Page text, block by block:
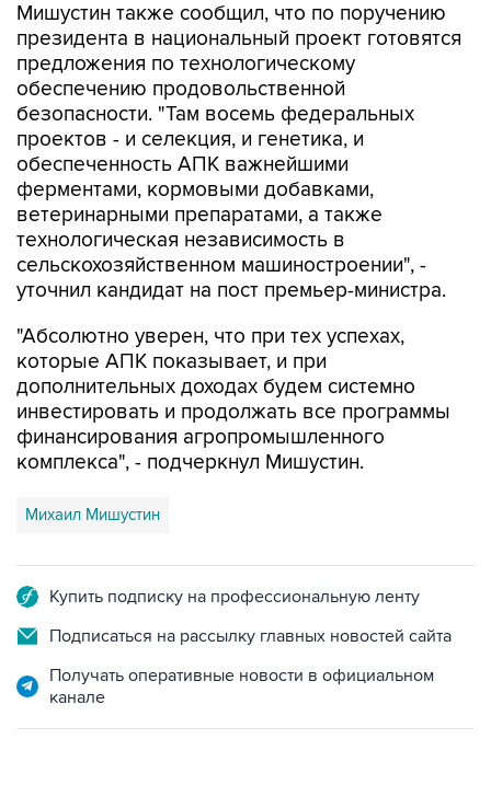
Мишустин также сообщил, что по поручению
президента в национальный проект готовятся
предложения по технологическому
обеспечению продовольственной
безопасности. "Там восемь федеральных
проектов - и селекция, и генетика, и
обеспеченность АПК важнейшими
ферментами, кормовыми добавками,
ветеринарными препаратами, а также
технологическая независимость в
сельскохозяйственном машиностроении", -
уточнил кандидат на пост премьер-министра.
"Абсолютно уверен, что при тех успехах,
которые АПК показывает, и при
дополнительных доходах будем системно
инвестировать и продолжать все программы
финансирования агропромышленного
комплекса", - подчеркнул Мишустин.
Михаил Мишустин
Купить подписку на профессиональную ленту
Подписаться на рассылку главных новостей сайта
Получать оперативные новости в официальном
канале